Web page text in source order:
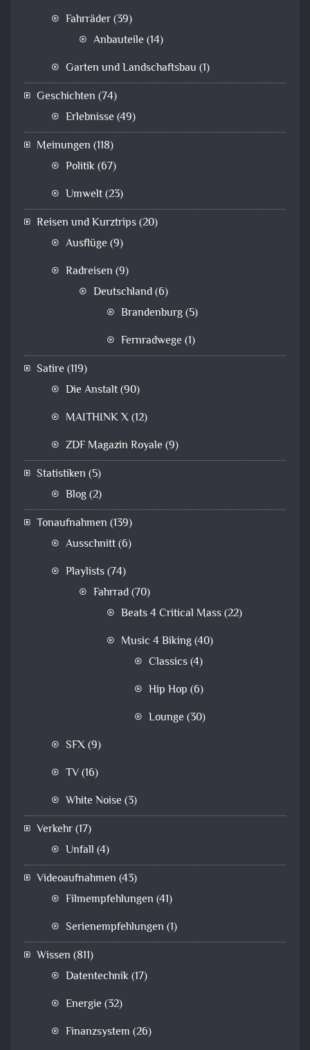
Fahrräder(39)
Anbauteile (14)
Garten und Landschaftsbau (1)
Geschichten (74)
Erlebnisse (49)
Meinungen (118)
Politik(67)
Umwelt(23)
Reisen und Kurztrips(20)
Ausflüge (9)
Radreisen (9)
Deutschland(6)
Brandenburg(5)
Fernradwege (1)
Satire (119)
Die Anstalt(90)
MAITHINK X(12)
ZDF Magazin Royale (9)
Statistiken (5)
Blog(2)
Tonaufnahmen (139)
Ausschnitt(6)
Playlists(74)
Fahrrad(70)
Beats 4 Critical Mass(22)
Music 4 Biking(40)
Classics(4)
Hip Hop (6)
Lounge (30)
SFX(9)
TV(16)
White Noise (3)
Verkehr(17)
Unfall (4)
Videoaufnahmen (43)
Filmempfehlungen (41)
Serienempfehlungen (1)
Wissen (811)
Datentechnik(17)
Energie (32)
Finanzsystem (26)